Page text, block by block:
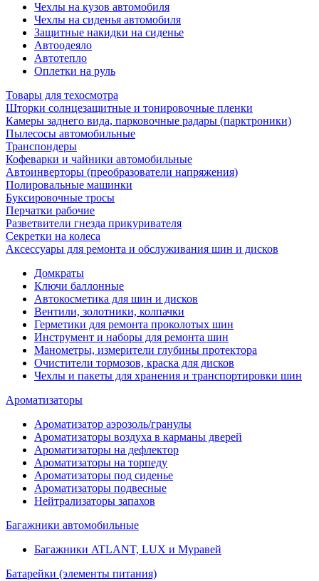
Чехлы на кузов автомобиля
Чехлы на сиденья автомобиля
Защитные накидки на сиденье
Автоодеяло
Автотепло
Оплетки на руль
Товары для техосмотра
Шторки солнцезащитные и тонировочные пленки
Камеры заднего вида, парковочные радары (парктроники)
Пылесосы автомобильные
Транспондеры
Кофеварки и чайники автомобильные
Автоинверторы (преобразователи напряжения)
Полировальные машинки
Буксировочные тросы
Перчатки рабочие
Разветвители гнезда прикуривателя
Секретки на колеса
Аксессуары для ремонта и обслуживания ‎шин и дисков
Домкраты
Ключи баллонные
Автокосметика для шин и дисков
Вентили, золотники, колпачки
Герметики для ремонта проколотых шин
Инструмент и наборы для ремонта шин
Манометры, измерители глубины протектора
Очистители тормозов, краска для дисков
Чехлы и пакеты для хранения и транспортировки шин
Ароматизаторы
Ароматизатор аэрозоль/гранулы
Ароматизаторы воздуха в карманы дверей
Ароматизаторы на дефлектор
Ароматизаторы на торпеду
Ароматизаторы под сиденье
Ароматизаторы подвесные
Нейтрализаторы запахов
Багажники автомобильные
Багажники ATLANT, LUX и Муравей
Батарейки (элементы питания)